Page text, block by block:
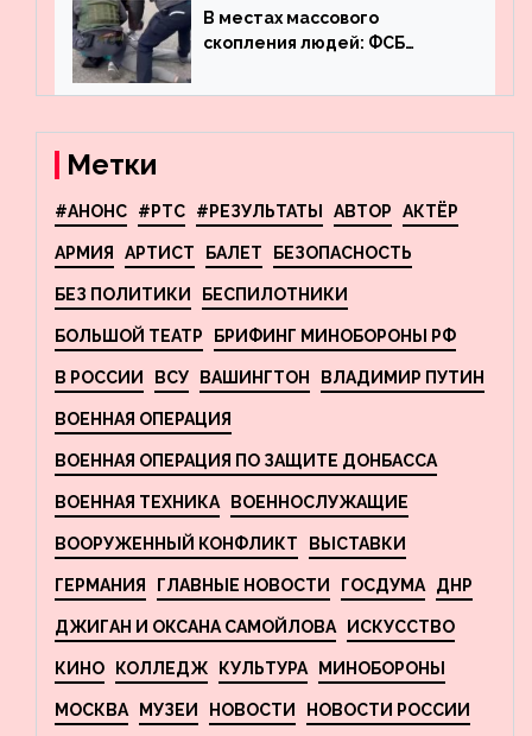
фигурного катания
В местах массового
скопления людей: ФСБ
террористов, планировавших
Метки
#АНОНС #РТС #РЕЗУЛЬТАТЫ АВТОР АКТЁР
АРМИЯ АРТИСТ БАЛЕТ БЕЗОПАСНОСТЬ
БЕЗ ПОЛИТИКИ БЕСПИЛОТНИКИ
БОЛЬШОЙ ТЕАТР БРИФИНГ МИНОБОРОНЫ РФ
В РОССИИ ВСУ ВАШИНГТОН ВЛАДИМИР ПУТИН
ВОЕННАЯ ОПЕРАЦИЯ
ВОЕННАЯ ОПЕРАЦИЯ ПО ЗАЩИТЕ ДОНБАССА
ВОЕННАЯ ТЕХНИКА ВОЕННОСЛУЖАЩИЕ
ВООРУЖЕННЫЙ КОНФЛИКТ ВЫСТАВКИ
ГЕРМАНИЯ ГЛАВНЫЕ НОВОСТИ ГОСДУМА ДНР
ДЖИГАН И ОКСАНА САМОЙЛОВА ИСКУССТВО
КИНО КОЛЛЕДЖ КУЛЬТУРА МИНОБОРОНЫ
МОСКВА МУЗЕИ НОВОСТИ НОВОСТИ РОССИИ